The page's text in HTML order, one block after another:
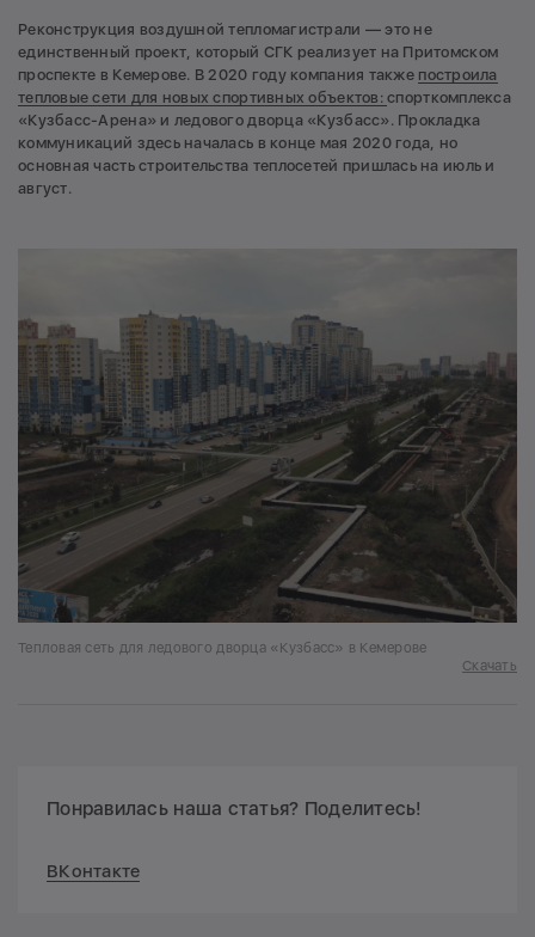
Реконструкция воздушной тепломагистрали — это не
единственный проект, который СГК реализует на Притомском
проспекте в Кемерове. В 2020 году компания также построила
тепловые сети для новых спортивных объектов:спорткомплекса
«Кузбасс-Арена» и ледового дворца «Кузбасс». Прокладка
коммуникаций здесь началась в конце мая 2020 года, но
основная часть строительства теплосетей пришлась на июль и
август.
Тепловая сеть для ледового дворца «Кузбасс» в Кемерове
Скачать
Понравилась наша статья? Поделитесь!
ВКонтакте